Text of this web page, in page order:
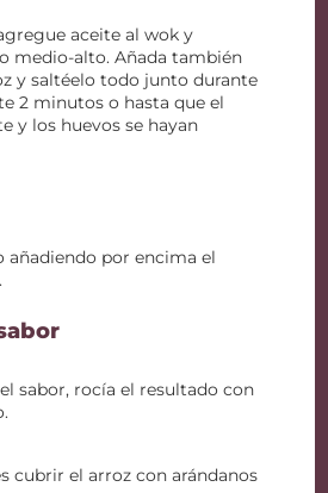
aceite al wok y
medio-alto. Añada también
y saltéelo todo junto durante
2 minutos o hasta que el
y los huevos se hayan
añadiendo por encima el
sabor, rocía el resultado con
cubrir el arroz con arándanos